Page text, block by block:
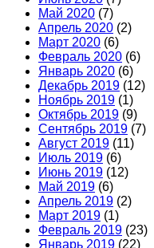
Май 2020 (7)
Апрель 2020 (2)
Март 2020 (6)
Февраль 2020 (6)
Январь 2020 (6)
Декабрь 2019 (12)
Ноябрь 2019 (1)
Октябрь 2019 (9)
Сентябрь 2019 (7)
Август 2019 (11)
Июль 2019 (6)
Июнь 2019 (12)
Май 2019 (6)
Апрель 2019 (2)
Март 2019 (1)
Февраль 2019 (23)
Январь 2019 (22)